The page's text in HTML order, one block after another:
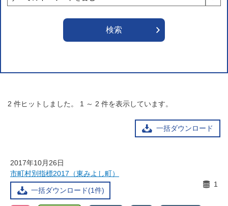
2 件ヒットしました。 1 ～ 2 件を表示しています。
一括ダウンロード
2017年10月26日
市町村別指標2017（東みよし町）
一括ダウンロード(1件)
1